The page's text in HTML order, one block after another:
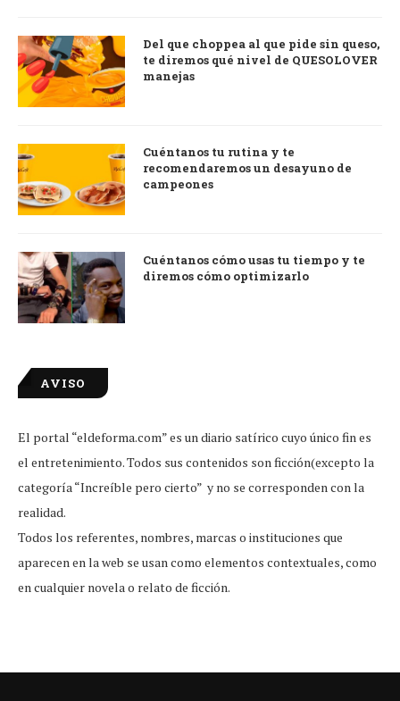
Del que choppea al que pide sin queso,
te diremos qué nivel de QUESOLOVER
manejas
Cuéntanos tu rutina y te
recomendaremos un desayuno de
campeones
Cuéntanos cómo usas tu tiempo y te
diremos cómo optimizarlo
AVISO
El portal “eldeforma.com” es un diario satírico cuyo único fin es
el entretenimiento. Todos sus contenidos son ficción(excepto la
categoría “Increíble pero cierto” y no se corresponden con la
realidad.
Todos los referentes, nombres, marcas o instituciones que
aparecen en la web se usan como elementos contextuales, como
en cualquier novela o relato de ficción.